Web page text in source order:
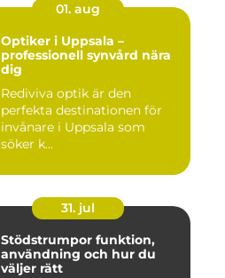
01. aug
Optiker i Uppsala –
professionell synvård nära
dig
Rediviva optik är den
perfekta destinationen för
invånare i Uppsala som
söker k...
31. jul
Stödstrumpor funktion,
användning och hur du
väljer rätt